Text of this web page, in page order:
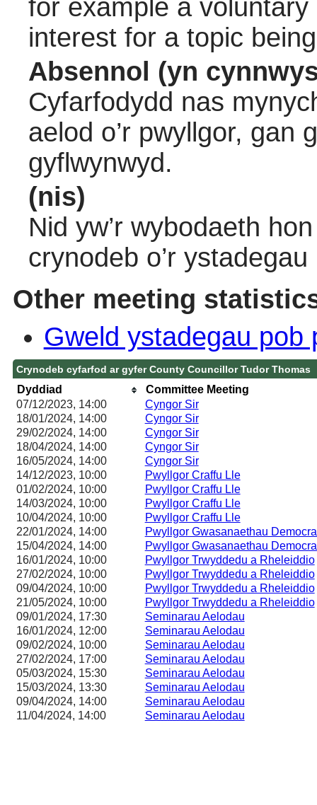
for example a
interest for a topic
Absennol (yn
Cyfarfodydd nas
aelod o’r pwyllgor, gan
gyflwynwyd.
(nis)
Nid yw’r wybodaeth
crynodeb o’r
Other meeting
Gweld ystadegau pob
Crynodeb cyfarfod ar gyfer County Councillor Tudor Thomas
Dyddiad
Committee Meeting
07/12/2023, 14:00
Cyngor Sir
18/01/2024, 14:00 Cyngor Sir
29/02/2024, 14:00 Cyngor Sir
18/04/2024, 14:00 Cyngor Sir
16/05/2024, 14:00 Cyngor Sir
14/12/2023, 10:00 Pwyllgor Craffu Lle
01/02/2024, 10:00 Pwyllgor Craffu Lle
14/03/2024, 10:00 Pwyllgor Craffu Lle
10/04/2024, 10:00 Pwyllgor Craffu Lle
22/01/2024, 14:00
Pwyllgor Gwasanaethau
15/04/2024, 14:00
Pwyllgor Gwasanaethau
16/01/2024, 10:00
Pwyllgor Trwyddedu a Rheleiddio
27/02/2024, 10:00 Pwyllgor Trwyddedu a Rheleiddio
09/04/2024, 10:00 Pwyllgor Trwyddedu a Rheleiddio
21/05/2024, 10:00 Pwyllgor Trwyddedu a Rheleiddio
09/01/2024, 17:30 Seminarau Aelodau
16/01/2024, 12:00 Seminarau Aelodau
09/02/2024, 10:00 Seminarau Aelodau
27/02/2024, 17:00 Seminarau Aelodau
05/03/2024, 15:30 Seminarau Aelodau
15/03/2024, 13:30 Seminarau Aelodau
09/04/2024, 14:00 Seminarau Aelodau
11/04/2024, 14:00 Seminarau Aelodau